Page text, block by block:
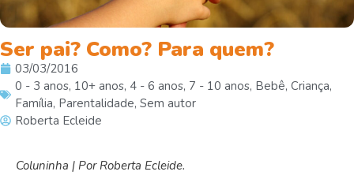
Ser pai? Como? Para quem?
03/03/2016
0 - 3 anos, 10+ anos, 4 - 6 anos, 7 - 10 anos, Bebê, Criança,
Família, Parentalidade, Sem autor
Roberta Ecleide
Coluninha | Por Roberta Ecleide.